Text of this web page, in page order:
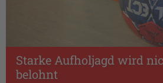
Starke Aufholjagd wird
belohnt